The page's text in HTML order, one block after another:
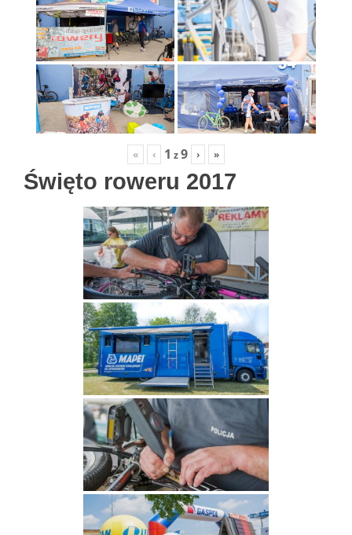
« ‹ 1 z9 › »
Święto roweru 2017